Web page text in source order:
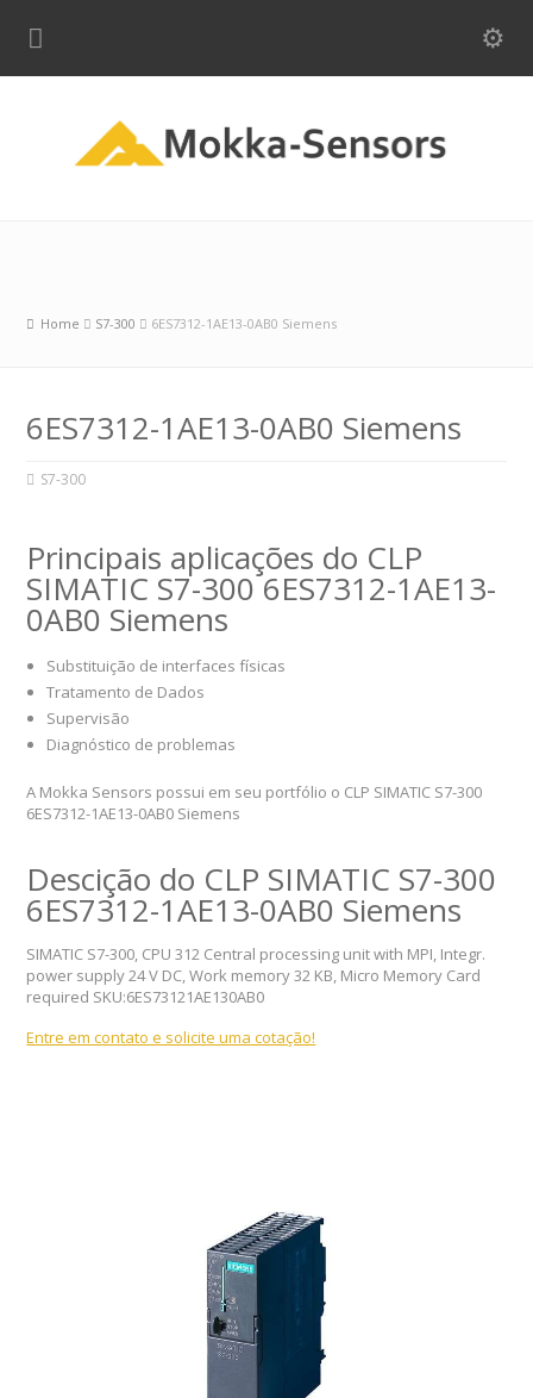
Home S7-300 6ES7312-1AE13-0AB0 Siemens
6ES7312-1AE13-0AB0 Siemens
S7-300
Principais aplicações do CLP
SIMATIC S7-300 6ES7312-1AE13-
0AB0 Siemens
Substituição de interfaces físicas
Tratamento de Dados
Supervisão
Diagnóstico de problemas
A Mokka Sensors possui em seu portfólio o CLP SIMATIC S7-300
6ES7312-1AE13-0AB0 Siemens
Descição do CLP SIMATIC S7-300
6ES7312-1AE13-0AB0 Siemens
SIMATIC S7-300, CPU 312 Central processing unit with MPI, Integr.
power supply 24 V DC, Work memory 32 KB, Micro Memory Card
required SKU:6ES73121AE130AB0
Entre em contato e solicite uma cotação!